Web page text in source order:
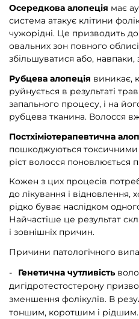
Осередкова алопеція має
система атакує клітини
чужорідні. Це призводить
овальних зон повного
збільшуватися або, навпаки,
Рубцева алопеція виникає,
руйнується в результаті
запального процесу, і на
рубцева тканина. Волосся
Постхіміотерапевтична
пошкоджуються
ріст волосся поновлюється
Кожен з цих процесів
до лікування і відновлення,
рідко буває наслідком
Найчастіше це результат
і зовнішніх причин.
Причини патологічного
Генетична чутливість
дигідротестостерону
зменшення фолікулів. В
тоншим, коротшим і рідшим.